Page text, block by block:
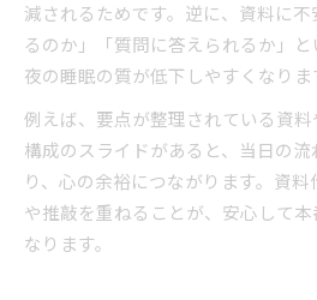
減されるためです。逆に、資料に
るのか」「質問に答えられるか」
夜の睡眠の質が低下しやすくなりま
例えば、要点が整理されている資
構成のスライドがあると、当日の
り、心の余裕につながります。資
や推敲を重ねることが、安心して
なります。